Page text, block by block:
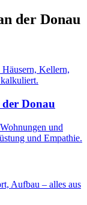
der Donau
Kellern,
Donau
und
und Empathie.
Aufbau – alles aus